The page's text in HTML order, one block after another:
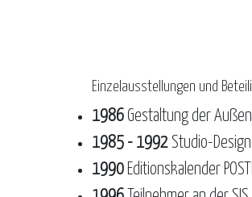
Einzelausstellungen und
1986 Gestaltung der
1985 - 1992 Studio-
1990 Editionskalender